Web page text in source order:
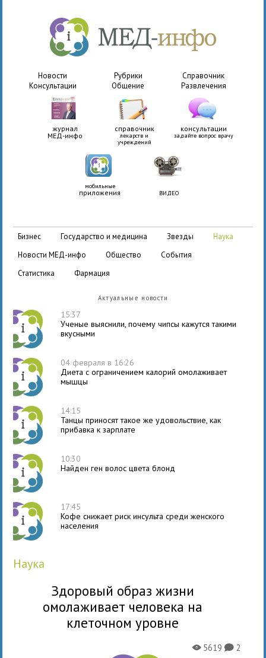
Новости Рубрики
Справочник
Консультации
Общение Развлечения
журнал
МЕД-инфо
справочник
лекарств и
учреждений
консультации
задайте вопрос врачу
мобильные
приложения ВИДЕО
бизнес государство и медицина звезды
наука
новости МЕД-инфо
общество
события
статистика
фармация
Актуальные новости
15:37
Ученые выяснили, почему чипсы кажутся такими
вкусными
04 февраля в 16:26
Диета с ограничением калорий омолаживает
мышцы
14:15
Танцы приносят такое же удовольствие, как
прибавка к зарплате
10:30
Найден ген волос цвета блонд
17:45
Кофе снижает риск инсульта среди женского
населения
наука
Здоровый образ жизни
омолаживает человека на
клеточном уровне
X5619K2